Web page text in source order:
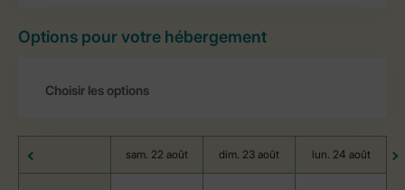
Options pour votre hébergement
sam. 22 août dim. 23 août lun. 24 août